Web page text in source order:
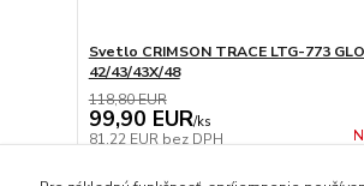
Svetlo CRIMSON TRACE LTG-773
42/43/43X/48
118,80 EUR
99,90 EUR/ks
81,22 EUR bez DPH